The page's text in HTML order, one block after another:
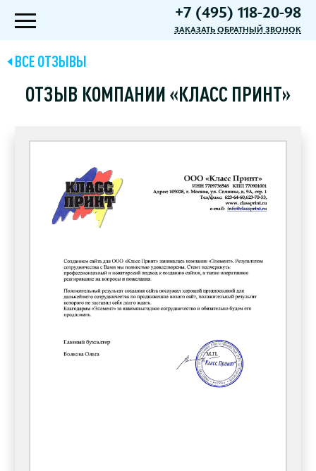
+7 (495) 118-20-98
ЗАКАЗАТЬ ОБРАТНЫЙ ЗВОНОК
ВСЕ ОТЗЫВЫ
ОТЗЫВ КОМПАНИИ «КЛАСС ПРИНТ»